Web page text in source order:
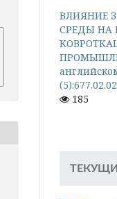
ВЛИЯНИЕ
СРЕДЫ НА
185